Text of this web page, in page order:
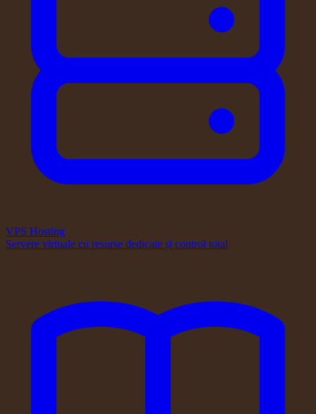
VPS Hosting
Servere virtuale cu resurse dedicate și control total